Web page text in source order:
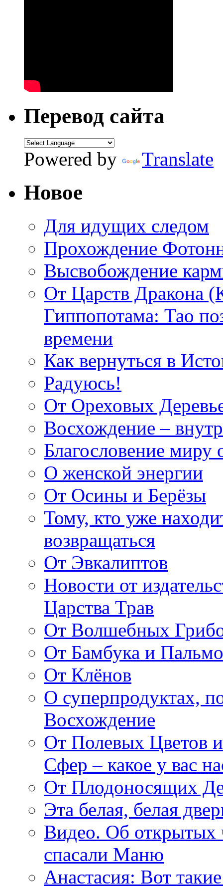
Перевод сайта
Powered by Translate
Новое
Для идущих следом
Прохождение
Высвобождение
От Царств Дракона
Гиппопотама: Тао
времени
Как вернуться в
Радуюсь!
От Ореховых
Восхождение –
Благословение миру
О женской энергии
От Осины и Берёзы
Тому, кто уже
возвращаться
От Эвкалиптов
Новости от
Царства Трав
От Волшебных
От Бамбука и
От Клёнов
О суперпродуктах,
Восхождение
От Полевых Цветов
Сфер – какое у вас
От Плодоносящих
Эта белая, белая
Видео. Об открытых
спасали Маню
Анастасия: Вот